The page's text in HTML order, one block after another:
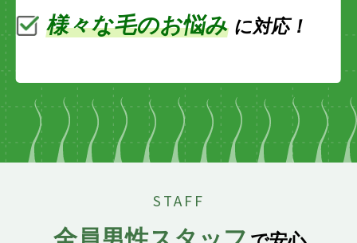
様々な毛のお悩み に対応！
STAFF